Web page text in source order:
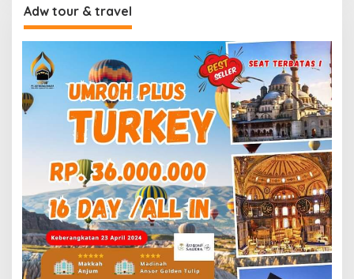
Adw tour & travel